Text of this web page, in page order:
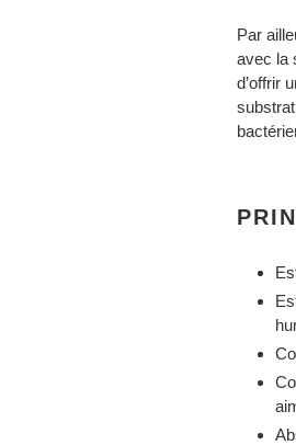
Par
avec la
d’offrir